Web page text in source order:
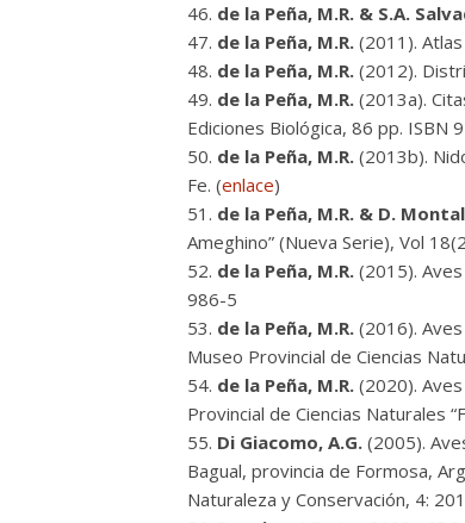
de la Peña, M.R. & S.A.
de la Peña, M.R. (2011).
de la Peña, M.R. (2012).
de la Peña, M.R. (2013a).
Ediciones Biológica, 86 pp.
de la Peña, M.R. (2013b).
Fe. (enlace)
de la Peña, M.R. & D.
Ameghino” (Nueva Serie), Vol
de la Peña, M.R. (2015).
986-5
de la Peña, M.R. (2016).
Museo Provincial de Ciencias
de la Peña, M.R. (2020).
Provincial de Ciencias Naturales
Di Giacomo, A.G. (2005).
Bagual, provincia de Formosa,
Naturaleza y Conservación, 4: